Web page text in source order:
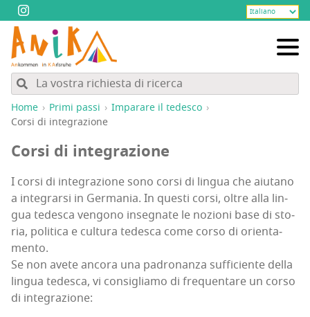
Home Pri­mi passi
Impa­ra­re il tedesco
Cor­si di integrazione
Cor­si di integrazione
I cor­si di inte­gra­zio­ne sono cor­si di lin­gua che aiu­ta­no
a inte­grar­si in Ger­ma­nia. In que­sti cor­si, oltre alla lin­
gua tede­sca ven­go­no inse­gna­te le nozio­ni base di sto­
ria, poli­ti­ca e cul­tu­ra tede­sca come cor­so di orien­ta­
men­to.
Se non ave­te anco­ra una padro­nan­za suf­fi­cien­te del­la
lin­gua tede­sca, vi con­si­glia­mo di fre­quen­ta­re un cor­so
di integrazione: